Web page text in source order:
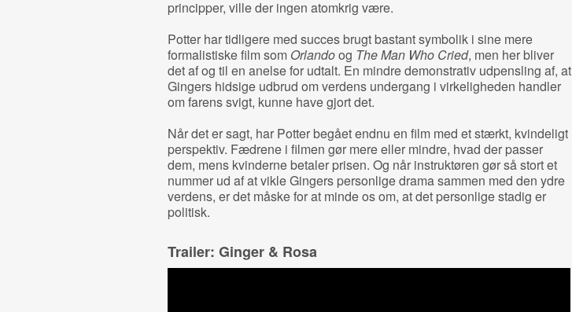
principper, ville der ingen atomkrig være.
Potter har tidligere med succes brugt bastant symbolik i sine mere
formalistiske film som Orlandoog The Man Who Cried, men her bliver
det af og til en anelse for udtalt. En mindre demonstrativ udpensling af, at
Gingers hidsige udbrud om verdens undergang i virkeligheden handler
om farens svigt, kunne have gjort det.
Når det er sagt, har Potter begået endnu en film med et stærkt, kvindeligt
perspektiv. Fædrene i filmen gør mere eller mindre, hvad der passer
dem, mens kvinderne betaler prisen. Og når instruktøren gør så stort et
nummer ud af at vikle Gingers personlige drama sammen med den ydre
verdens, er det måske for at minde os om, at det personlige stadig er
politisk.
Trailer: Ginger & Rosa